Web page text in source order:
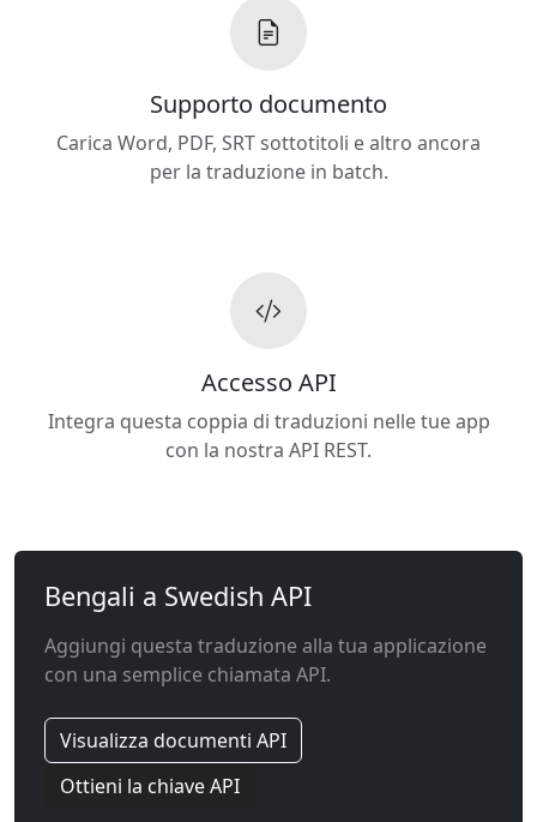
Supporto documento
Carica Word, PDF, SRT sottotitoli e altro ancora
per la traduzione in batch.
Accesso API
Integra questa coppia di traduzioni nelle tue app
con la nostra API REST.
Bengali a Swedish API
Aggiungi questa traduzione alla tua applicazione
con una semplice chiamata API.
Visualizza documenti API
Ottieni la chiave API